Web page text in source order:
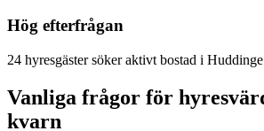
Hög efterfrågan
24 hyresgäster söker aktivt bostad i
Vanliga frågor för
kvarn